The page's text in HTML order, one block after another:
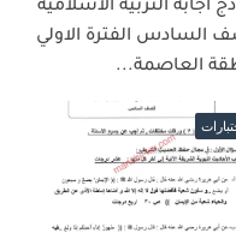
اجابة التربية الاسلامية
السادس الفترة الاولي
العاصمة...